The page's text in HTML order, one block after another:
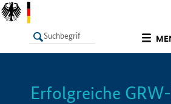
LISTE
Erfolgreiche